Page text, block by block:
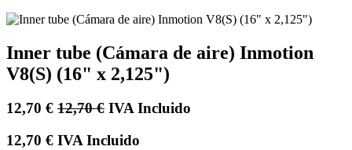
Inner tube (Cámara de aire) Inmotion
V8(S) (16" x 2,125")
12,70 € 12,70€ IVA Incluido
12,70 € IVA Incluido